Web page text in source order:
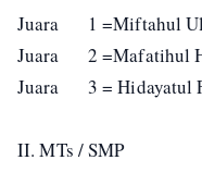
Juara 1 =Miftahul
Juara 2 =Mafatihul
Juara 3 = Hidayatul
II. MTs / SMP